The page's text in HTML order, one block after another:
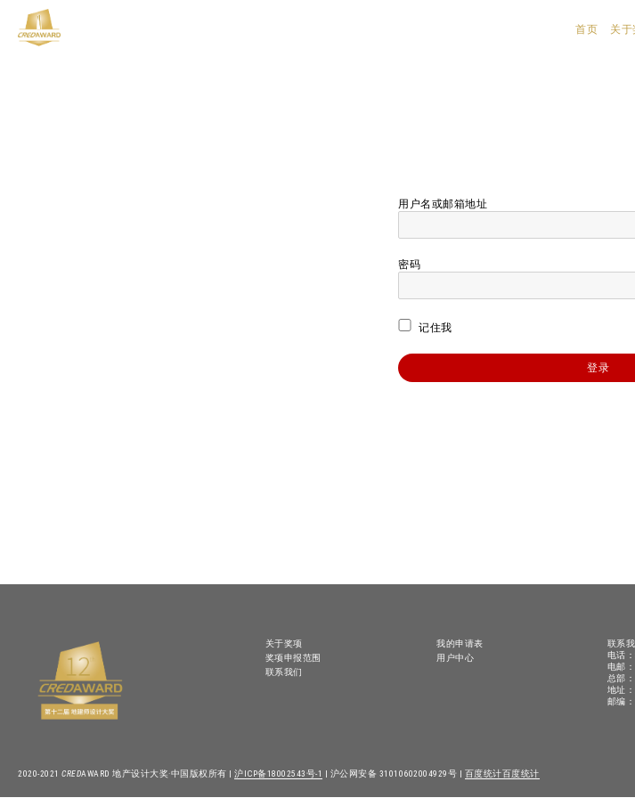
首页 关于
用户名或邮箱地址
密码
记住我
关于奖项
奖项申报范围
联系我们
我的申请表
用户中心
联系
电话
电邮
总部
地址
邮编
2020-2021 CREDAWARD 地产设计大奖·中国版权所有 | 沪ICP备18002543号-1 | 沪公网安备 31010602004929号 | 百度统计百度统计